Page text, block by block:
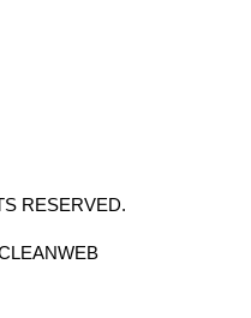
RESERVED.